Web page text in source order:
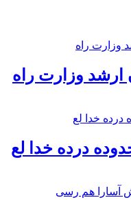
ارشد وزارت راه
درده خدا لع